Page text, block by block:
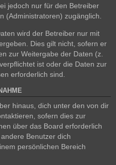
jedoch nur für den Betreiber
(Administratoren) zugänglich.
wird der Betreiber nur mit
Dies gilt nicht, sofern er
zur Weitergabe der Daten (z.
ist oder die Daten zur
erforderlich sind.
hinaus, dich unter den von dir
sofern dies zur
über das Board erforderlich
Benutzer dich
persönlichen Bereich